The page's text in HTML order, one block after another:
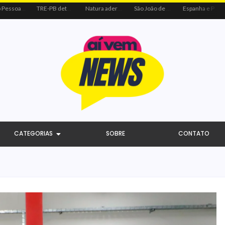
João Pessoa recebe ação social do Sicredi e Visa para beneficiar crianças por meio do futebol TRE-PB determina remoção de vídeo de Cícero por uso indevido de programa público Natura adere à coalizão do Código de Defesa e Inclusão do Consumidor Negro São João de Campina Grande bate recorde e reúne 3,4 milhões de pessoas em 2026 Espanha e Portugal, EUA e Bélgica jogam nesta segunda-feira pelas oitavas da Copa
CATEGORIAS SOBRE CONTATO